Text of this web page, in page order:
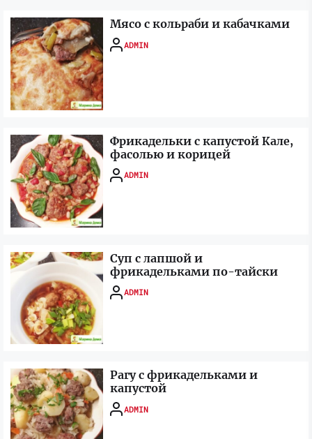
Мясо с кольраби и кабачками
ADMIN
Фрикадельки с капустой Кале,
фасолью и корицей
ADMIN
Суп с лапшой и
фрикадельками по-тайски
ADMIN
Рагу с фрикадельками и
капустой
ADMIN